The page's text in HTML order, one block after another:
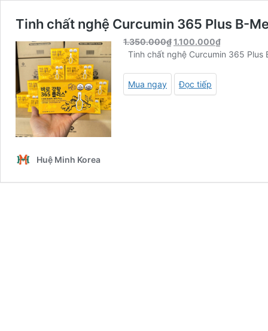
Tinh chất nghệ Curcumin 365 Plus B-
1.350.000₫Giá
gốc
1.350.000₫.
1.100.000₫Giá
hiện
Tinh chất nghệ Curcumin 365
Mua ngay Đọc tiếp
Huệ Minh Korea